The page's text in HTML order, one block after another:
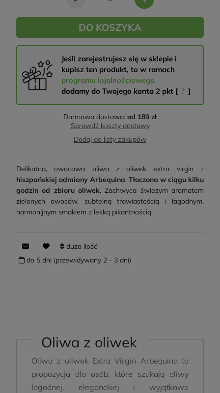
DO KOSZYKA
Jeśli zarejestrujesz się w sklepie i
kupisz ten produkt, to w ramach
programu lojalnościowego
dodamy do Twojego konta 2 pkt [ ? ]
Darmowa dostawa: od 189 zł
Sprawdź koszty dostawy
Dodaj do listy zakupów
Delikatna, owocowa oliwa z oliwek extra virgin z
hiszpańskiej odmiany Arbequina. Tłoczona w ciągu kilku
godzin od zbioru oliwek. Zachwyca świeżym aromatem
zielonych owoców, subtelną trawiastością i łagodnym,
harmonijnym smakiem z lekką pikantnością.
duża ilość
do 5 dni (przewidywany 2 - 3 dni)
Oliwa z oliwek
Oliwa z oliwek Extra Virgin Arbequina to
propozycja dla osób, które szukają oliwy
łagodnej, eleganckiej i wyjątkowo